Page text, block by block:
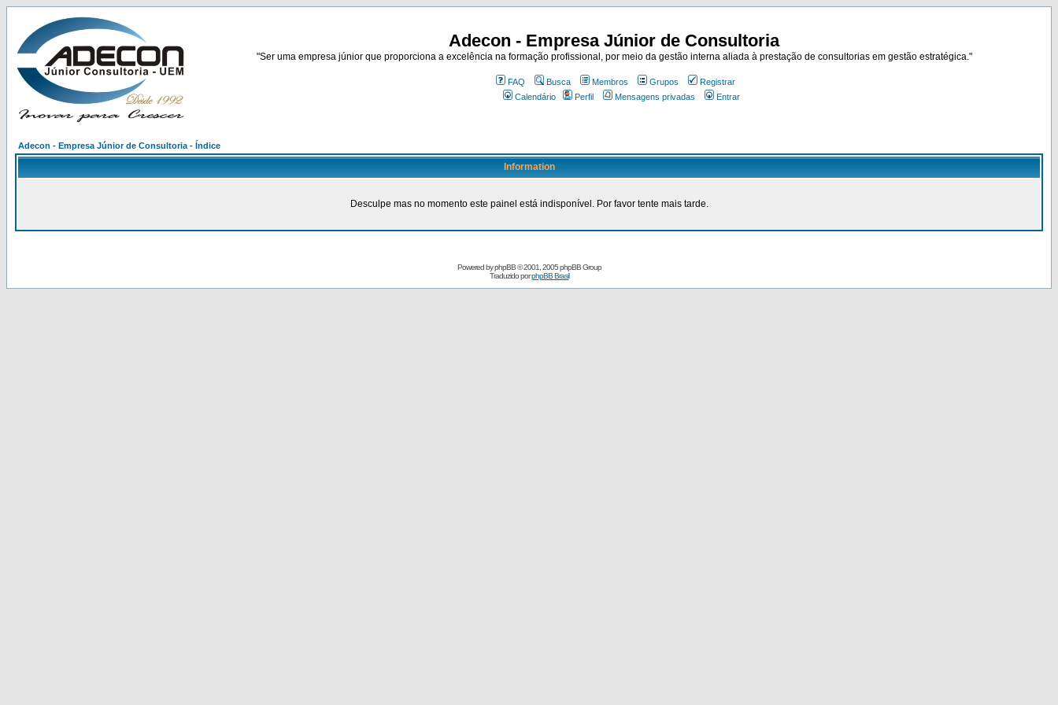
Adecon - Empresa Júnior de Consultoria
"Ser uma empresa júnior que proporciona a excelência na formação profissional, por meio da gestão interna aliada à prestação de consultorias em gestão estratégica."
FAQ Busca Membros Grupos
Registrar
Calendário
Perfil Mensagens privadas Entrar
Adecon - Empresa Júnior de Consultoria - Índice
Information
Desculpe mas no momento este painel está indisponível. Por favor tente mais tarde.
Powered byphpBB© 2001, 2005 phpBB Group
Traduzido porphpBB Brasil